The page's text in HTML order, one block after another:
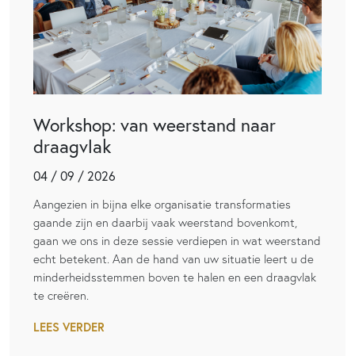
Workshop: van weerstand naar
draagvlak
04 / 09 / 2026
Aangezien in bijna elke organisatie transformaties
gaande zijn en daarbij vaak weerstand bovenkomt,
gaan we ons in deze sessie verdiepen in wat weerstand
echt betekent. Aan de hand van uw situatie leert u de
minderheidsstemmen boven te halen en een draagvlak
te creëren.
LEES VERDER